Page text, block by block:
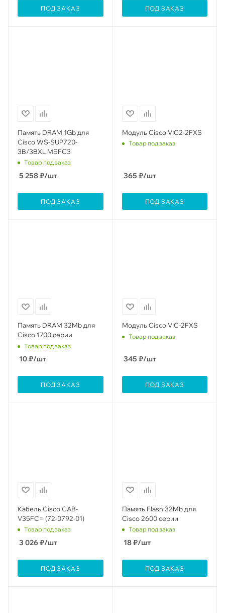
ПОД ЗАКАЗ ПОД ЗАКАЗ
Память DRAM 1Gb для
Cisco WS-SUP720-
3B/3BXL MSFC3
Товар под заказ
5 258₽/шт
ПОД ЗАКАЗ
Модуль Cisco VIC2-2FXS
Товар под заказ
365 ₽/шт
ПОД ЗАКАЗ
Память DRAM 32Mb для
Cisco 1700 серии
Товар под заказ
10₽/шт
ПОД ЗАКАЗ
Модуль Cisco VIC-2FXS
Товар под заказ
345 ₽/шт
ПОД ЗАКАЗ
Кабель Cisco CAB-
V35FC= (72-0792-01)
Товар под заказ
3 026₽/шт
ПОД ЗАКАЗ
Память Flash 32Mb для
Cisco 2600 серии
Товар под заказ
18₽/шт
ПОД ЗАКАЗ